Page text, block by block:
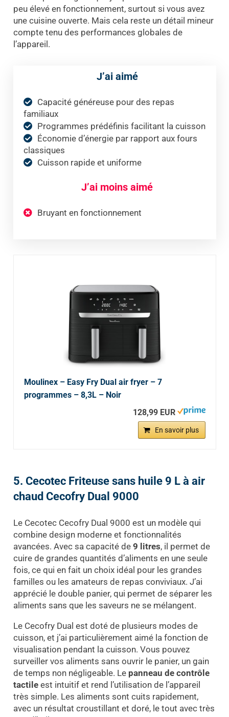
peu élevé en fonctionnement, surtout si vous avez
une cuisine ouverte. Mais cela reste un détail mineur
compte tenu des performances globales de
l’appareil.
J’ai aimé
Capacité généreuse pour des repas
familiaux
Programmes prédéfinis facilitant la cuisson
Économie d’énergie par rapport aux fours
classiques
Cuisson rapide et uniforme
J’ai moins aimé
Bruyant en fonctionnement
Moulinex – Easy Fry Dual air fryer – 7
programmes – 8,3L – Noir
128,99 EUR
En savoir plus
5. Cecotec Friteuse sans huile 9 L à air
chaud Cecofry Dual 9000
Le Cecotec Cecofry Dual 9000 est un modèle qui
combine design moderne et fonctionnalités
avancées. Avec sa capacité de9 litres, il permet de
cuire de grandes quantités d’aliments en une seule
fois, ce qui en fait un choix idéal pour les grandes
familles ou les amateurs de repas conviviaux. J’ai
apprécié le double panier, qui permet de séparer les
aliments sans que les saveurs ne se mélangent.
Le Cecofry Dual est doté de plusieurs modes de
cuisson, et j’ai particulièrement aimé la fonction de
visualisation pendant la cuisson. Vous pouvez
surveiller vos aliments sans ouvrir le panier, un gain
de temps non négligeable. Le panneau de contrôle
tactileest intuitif et rend l’utilisation de l’appareil
très simple. Les aliments sont cuits rapidement,
avec un résultat croustillant et doré, le tout avec très